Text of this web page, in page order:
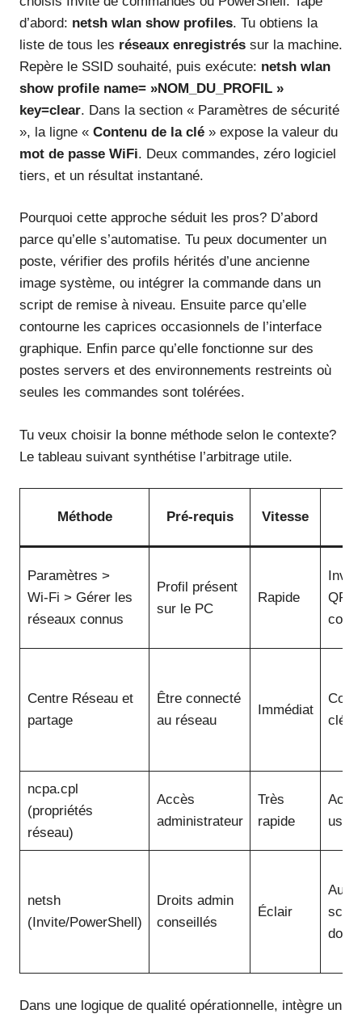
d’abord: netsh wlan show profiles. Tu obtiens la
liste de tous les réseaux enregistrés sur la machine.
Repère le SSID souhaité, puis exécute: netsh wlan
show profile name= »NOM_DU_PROFIL »
key=clear. Dans la section « Paramètres de sécurité
», la ligne « Contenu de la clé » expose la valeur du
mot de passe WiFi. Deux commandes, zéro logiciel
tiers, et un résultat instantané.
Pourquoi cette approche séduit les pros? D’abord
parce qu’elle s’automatise. Tu peux documenter un
poste, vérifier des profils hérités d’une ancienne
image système, ou intégrer la commande dans un
script de remise à niveau. Ensuite parce qu’elle
contourne les caprices occasionnels de l’interface
graphique. Enfin parce qu’elle fonctionne sur des
postes servers et des environnements restreints où
seules les commandes sont tolérées.
Tu veux choisir la bonne méthode selon le contexte?
Le tableau suivant synthétise l’arbitrage utile.
Méthode Pré-requis Vitesse
Paramètres >
Wi‑Fi > Gérer les
réseaux connus
Profil présent
sur le PC
Rapide
QR
Centre Réseau et
partage
Être connecté
au réseau
Immédiat
clé
ncpa.cpl
(propriétés
réseau)
Accès
administrateur
Très
rapide
user
netsh
(Invite/PowerShell)
Droits admin
conseillés
Éclair
Dans une logique de qualité opérationnelle, intègre un